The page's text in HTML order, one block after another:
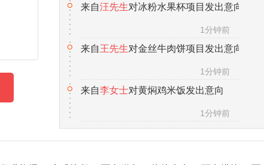
1分钟前
来自王先生对金丝牛肉饼项目发出意向
1分钟前
来自李女士对黄焖鸡米饭发出意向
1分钟前
来自向先生对锅巴饭项目发出意向
来自马女士对热卤项目发出意向